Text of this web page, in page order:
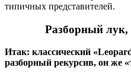
типичных представителей.
Разборный лук,
Итак: классический
разборный рекурсив, он же